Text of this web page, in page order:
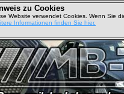
zu Cookies
Website verwendet Cookies. Wenn Sie
Informationen finden Sie hier.